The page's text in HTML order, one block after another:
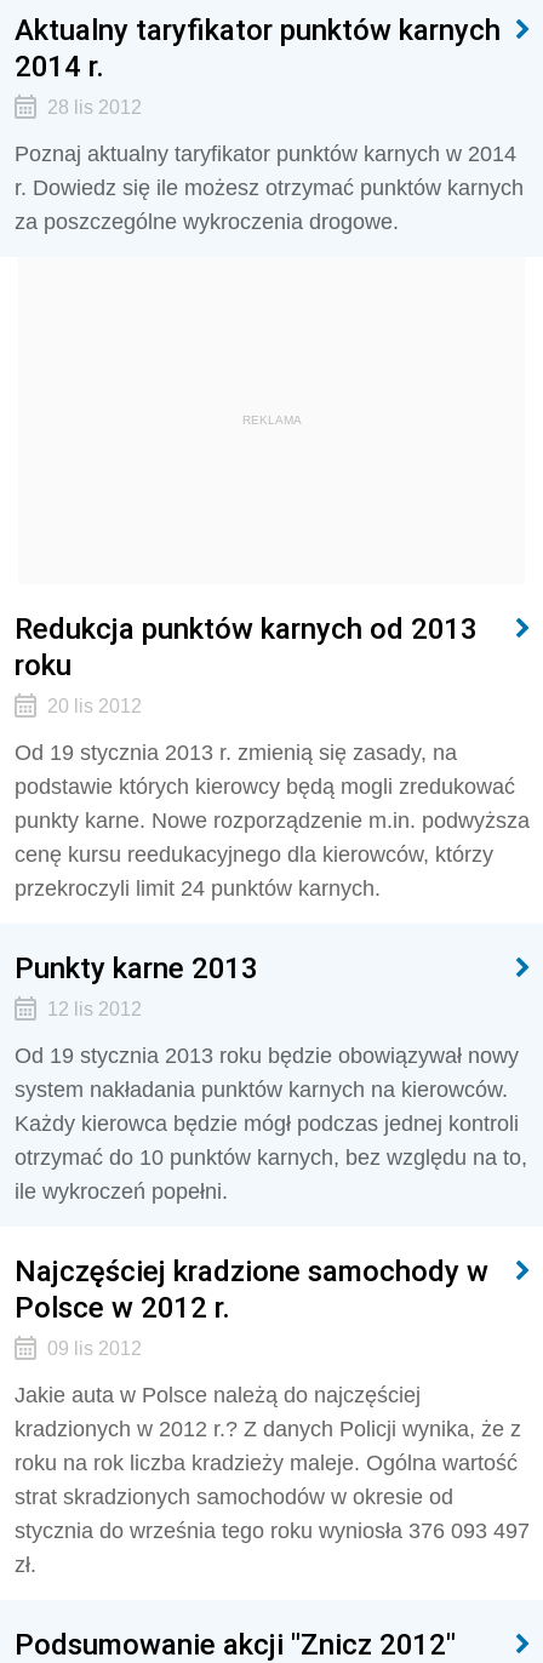
Aktualny taryfikator punktów karnych
2014 r.
28 lis 2012
Poznaj aktualny taryfikator punktów karnych w 2014
r. Dowiedz się ile możesz otrzymać punktów karnych
za poszczególne wykroczenia drogowe.
REKLAMA
Redukcja punktów karnych od 2013
roku
20 lis 2012
Od 19 stycznia 2013 r. zmienią się zasady, na
podstawie których kierowcy będą mogli zredukować
punkty karne. Nowe rozporządzenie m.in. podwyższa
cenę kursu reedukacyjnego dla kierowców, którzy
przekroczyli limit 24 punktów karnych.
Punkty karne 2013
12 lis 2012
Od 19 stycznia 2013 roku będzie obowiązywał nowy
system nakładania punktów karnych na kierowców.
Każdy kierowca będzie mógł podczas jednej kontroli
otrzymać do 10 punktów karnych, bez względu na to,
ile wykroczeń popełni.
Najczęściej kradzione samochody w
Polsce w 2012 r.
09 lis 2012
Jakie auta w Polsce należą do najczęściej
kradzionych w 2012 r.? Z danych Policji wynika, że z
roku na rok liczba kradzieży maleje. Ogólna wartość
strat skradzionych samochodów w okresie od
stycznia do września tego roku wyniosła 376 093 497
zł.
Podsumowanie akcji "Znicz 2012"